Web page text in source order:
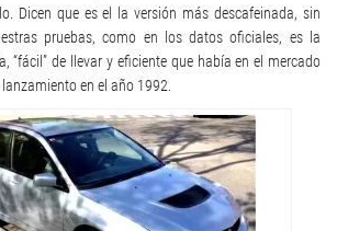
Dicen que es el la versión más descafeinada, sin
pruebas, como en los datos oficiales, es la
“fácil” de llevar y eficiente que había en el mercado
en el año 1992.